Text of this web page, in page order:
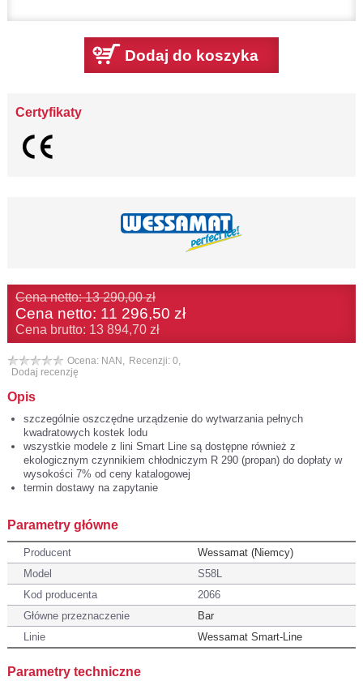
Dodaj do koszyka
Certyfikaty
Cena netto: 13 290,00 zł
Cena netto: 11 296,50 zł
Cena brutto: 13 894,70 zł
Ocena: NAN, Recenzji: 0,
Dodaj recenzję
Opis
szczególnie oszczędne urządzenie do wytwarzania pełnych
kwadratowych kostek lodu
wszystkie modele z lini Smart Line są dostępne również z
ekologicznym czynnikiem chłodniczym R 290 (propan) do dopłaty w
wysokości 7% od ceny katalogowej
termin dostawy na zapytanie
Parametry główne
Producent
Wessamat (Niemcy)
Model
S58L
Kod producenta
2066
Główne przeznaczenie
Bar
Linie
Wessamat Smart-Line
Parametry techniczne